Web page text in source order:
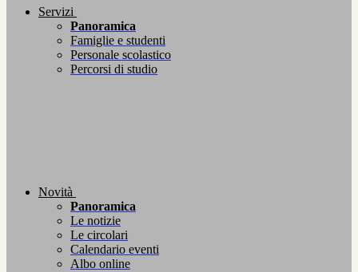
Servizi
Panoramica
Famiglie e studenti
Personale scolastico
Percorsi di studio
Novità
Panoramica
Le notizie
Le circolari
Calendario eventi
Albo online